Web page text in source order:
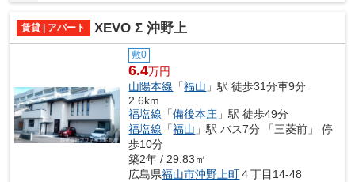
賃貸 | アパート XEVO Σ 沖野上
敷0
6.4万円
山陽本線 「福山 」駅 徒歩31分車9分
2.6km
福塩線 「備後本庄 」駅 徒歩49分
福塩線 「福山 」駅 バス7分 「三菱前」 停
歩10分
築2年 / 29.83㎡
広島県福山市沖野上町４丁目14-48